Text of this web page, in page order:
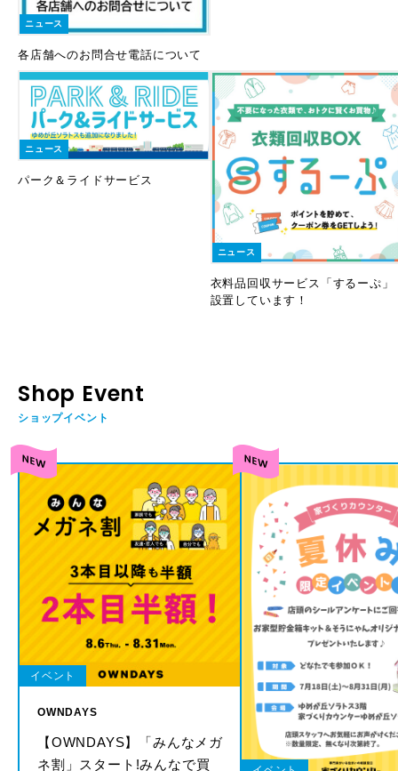
ニュース
各店舗へのお問合せ電話について
ニュース
パーク＆ライドサービス
ニュース
衣料品回収サービス「するーぷ」
設置しています！
Shop Event
ショップイベント
イベント
OWNDAYS
【OWNDAYS】「みんなメガ
ネ割」スタート!みんなで買